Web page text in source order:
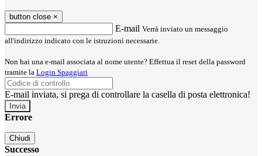
button close ×
E-mail Verrà inviato un messaggio
all'indirizzo indicato con le istruzioni necessarie.
Non hai una e-mail associata al nome utente? Effettua il reset della password
tramite la Login Spaggiari
E-mail inviata, si prega di controllare la casella di posta elettronica!
Errore
Chiudi
Successo